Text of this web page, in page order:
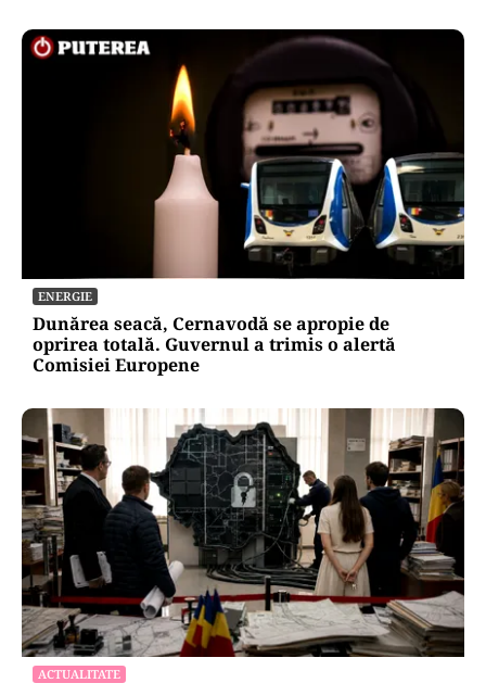
ENERGIE
Dunărea seacă, Cernavodă se apropie de
oprirea totală. Guvernul a trimis o alertă
Comisiei Europene
ACTUALITATE